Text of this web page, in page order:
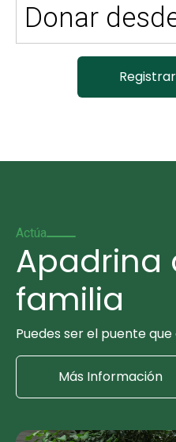
Donar
Actúa
Apadrina
familia
Puedes ser el puente
Más Información